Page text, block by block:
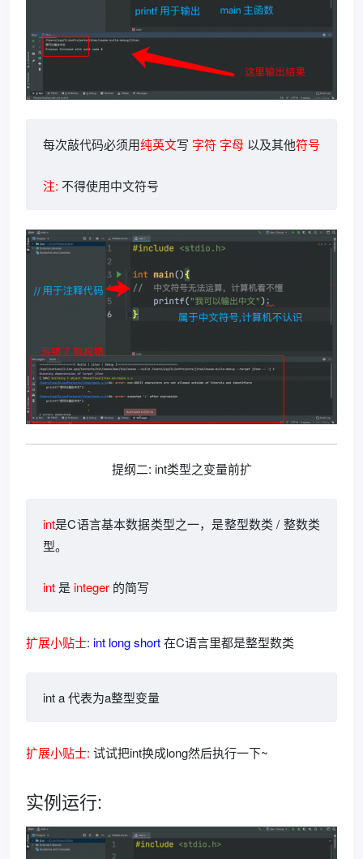
每次敲代码必须用纯英文写 字符 字母 以及其他符号
注: 不得使用中文符号
提纲二: int类型之变量前扩
int是C语言基本数据类型之一，是整型数类 / 整数类
型。
int是integer 的简写
扩展小贴士: int long short在C语言里都是整型数类
int a 代表为a整型变量
扩展小贴士: 试试把int换成long然后执行一下~
实例运行: